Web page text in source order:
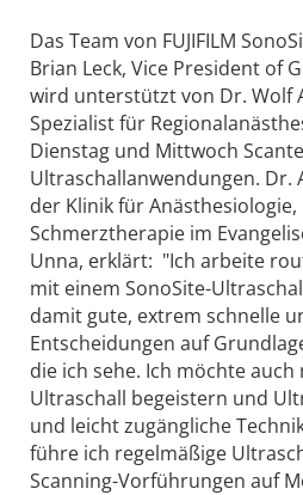
Das Team von FUJIFILM
Brian Leck, Vice President of
wird unterstützt von Dr. Wolf
Spezialist für
Dienstag und Mittwoch
Ultraschallanwendungen. Dr.
der Klinik für
Schmerztherapie im
Unna, erklärt: "Ich arbeite
mit einem SonoSite-
damit gute, extrem schnelle
Entscheidungen auf
die ich sehe. Ich möchte
Ultraschall begeistern und
und leicht zugängliche
führe ich regelmäßige
Scanning-Vorführungen auf